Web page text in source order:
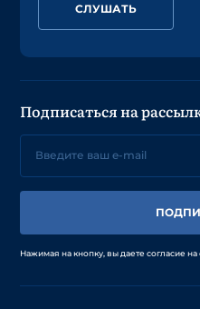
СЛУШАТЬ
Подписаться на
Нажимая на кнопку, вы даете согласие